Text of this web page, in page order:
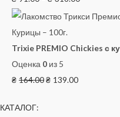
Trixie PREMIO Chickies с
Оценка 0 из 5
₴ 164.00₴ 139.00
КАТАЛОГ: